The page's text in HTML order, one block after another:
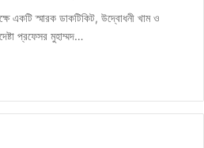
একটি স্মারক ডাকটিকিট, উদ্বোধনী খাম ও
প্রফেসর মুহাম্মদ…